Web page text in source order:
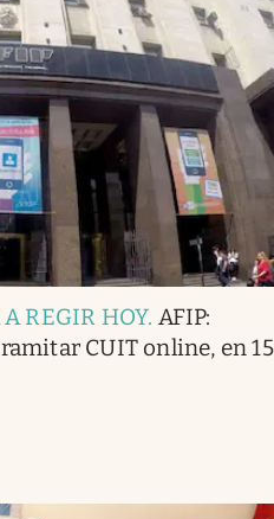
REGIR HOY. AFIP:
CUIT online, en 15